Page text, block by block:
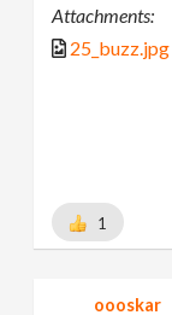
Attachments:
25_buzz.jpg
1
oooskar